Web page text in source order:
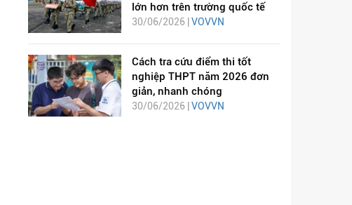
lớn hơn trên trường quốc tế
30/06/2026 | VOVVN
Cách tra cứu điểm thi tốt
nghiệp THPT năm 2026 đơn
giản, nhanh chóng
30/06/2026 | VOVVN